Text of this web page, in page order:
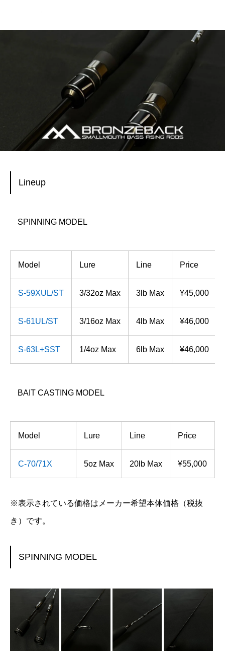
Lineup
SPINNING MODEL
Model Lure Line Price
S-59XUL/ST 3/32oz Max 3lb Max ¥45,000
S-61UL/ST 3/16oz Max 4lb Max ¥46,000
S-63L+SST 1/4oz Max 6lb Max ¥46,000
BAIT CASTING MODEL
Model Lure Line Price
C-70/71X 5oz Max 20lb Max ¥55,000
※表示されている価格はメーカー希望本体価格（税抜
き）です。
SPINNING MODEL